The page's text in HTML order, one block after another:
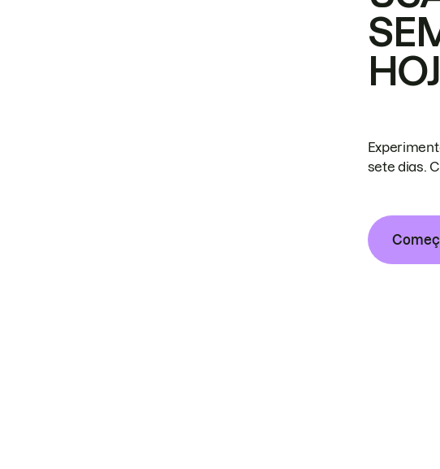
sete dias.